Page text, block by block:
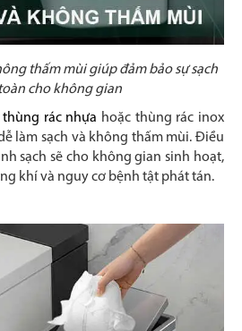
thấm mùi giúp đảm bảo sự sạch
cho không gian
thùng rác nhựa hoặc thùng rác inox
làm sạch và không thấm mùi. Điều
sạch sẽ cho không gian sinh hoạt,
khí và nguy cơ bệnh tật phát tán.